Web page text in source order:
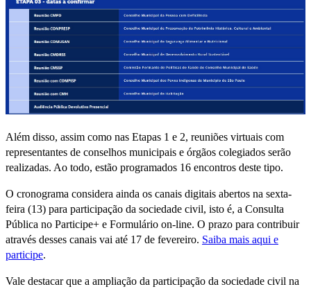
Além disso, assim como nas Etapas 1 e 2, reuniões virtuais com
representantes de conselhos municipais e órgãos colegiados serão
realizadas. Ao todo, estão programados 16 encontros deste tipo.
O cronograma considera ainda os canais digitais abertos na sexta-
feira (13) para participação da sociedade civil, isto é, a Consulta
Pública no Participe+ e Formulário on-line. O prazo para contribuir
através desses canais vai até 17 de fevereiro. Saiba mais aqui e
participe.
Vale destacar que a ampliação da participação da sociedade civil na